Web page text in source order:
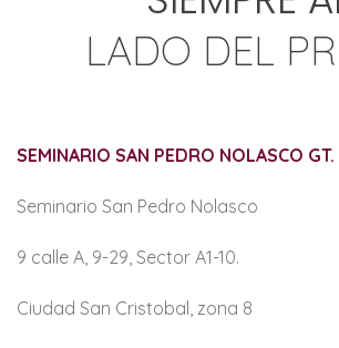
LADO DEL
SEMINARIO SAN PEDRO NOLASCO GT.
Seminario San Pedro Nolasco
9 calle A, 9-29, Sector A1-10.
Ciudad San Cristobal, zona 8